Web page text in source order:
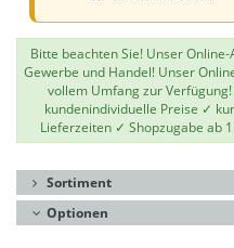
Bitte beachten Sie! Unser
Gewerbe und Handel! Unser
vollem Umfang zur
kundenindividuelle Preise ✓
Lieferzeiten ✓ Shopzugabe ab
Sortiment
Optionen